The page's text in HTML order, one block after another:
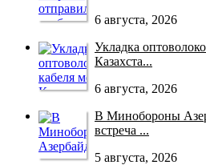
6 августа, 2026
Укладка
Казахста...
6 августа, 2026
В Минобороны
встреча ...
5 августа, 2026